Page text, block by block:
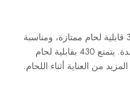
:يوفر 304 قابلية لحام ممتازة، ومناسبة
لتطبيقات اللحام المعقدة. يتمتع 430 بقابلية لحام
من العناية أثناء اللحام.